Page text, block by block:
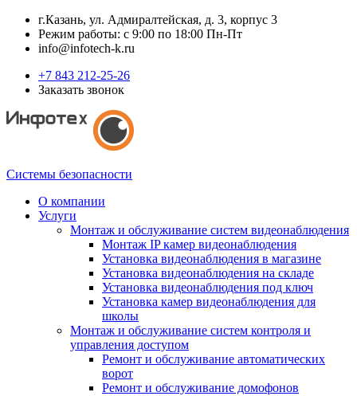
г.Казань, ул. Адмиралтейская, д. 3, корпус 3
Режим работы: с 9:00 по 18:00 Пн-Пт
info@infotech-k.ru
+7 843 212-25-26
Заказать звонок
Системы безопасности
О компании
Услуги
Монтаж и обслуживание систем видеонаблюдения
Монтаж IP камер видеонаблюдения
Установка видеонаблюдения в магазине
Установка видеонаблюдения на складе
Установка видеонаблюдения под ключ
Установка камер видеонаблюдения для
школы
Монтаж и обслуживание систем контроля и
управления доступом
Ремонт и обслуживание автоматических
ворот
Ремонт и обслуживание домофонов